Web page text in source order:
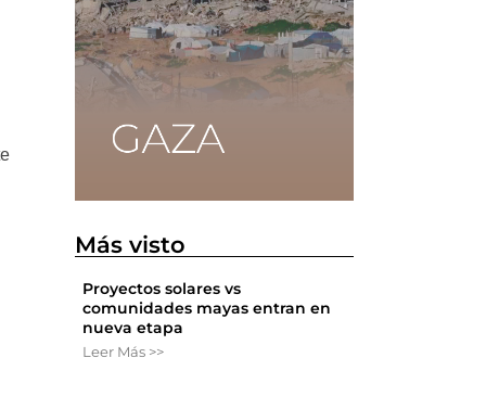
Más visto
Proyectos solares vs
comunidades mayas entran en
nueva etapa
Leer Más >>